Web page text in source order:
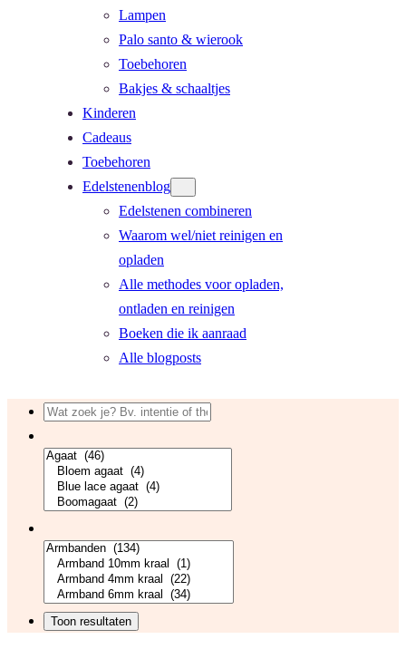
Lampen
Palo santo & wierook
Toebehoren
Bakjes & schaaltjes
Kinderen
Cadeaus
Toebehoren
Edelstenenblog
Edelstenen combineren
Waarom wel/niet reinigen en
opladen
Alle methodes voor opladen,
ontladen en reinigen
Boeken die ik aanraad
Alle blogposts